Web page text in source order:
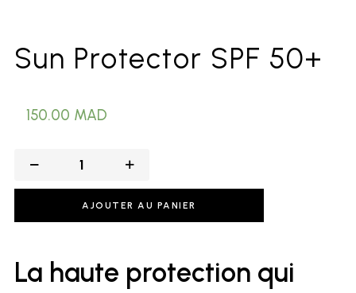
Sun Protector SPF 50+
150.00 MAD
AJOUTER AU PANIER
La haute protection qui